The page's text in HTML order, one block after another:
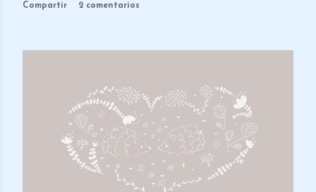
Compartir 2 comentarios